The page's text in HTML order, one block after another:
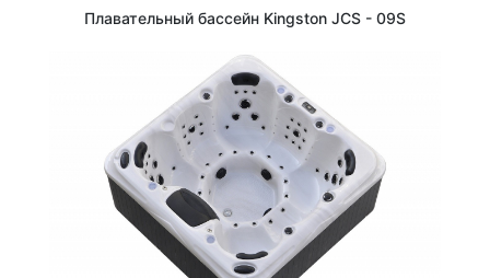
Плавательный бассейн Kingston JCS - 09S